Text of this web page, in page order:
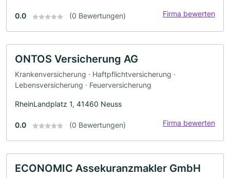
0.0 (0 Bewertungen) Firma bewerten
ONTOS Versicherung AG
Krankenversicherung · Haftpflichtversicherung ·
Lebensversicherung · Feuerversicherung
RheinLandplatz 1, 41460 Neuss
0.0 (0 Bewertungen) Firma bewerten
ECONOMIC Assekuranzmakler GmbH